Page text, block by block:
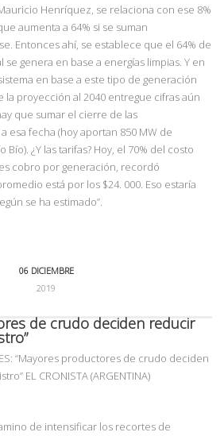
Henríquez, se relaciona con ese 8%
aumenta a 64% si se suman
Entonces ahí, se establece que el 64% de
genera en base a energías limpias. Y en
en base a este tipo de generación
la proyección al 2040 entregue cifras aún
que sumar el cierre de las
esa fecha (hoy aportan 850 MW de
¿Y las tarifas? Hoy, el 70% del costo
cobro por generación, recordó
está por los $24. 000. Eso estaría
se ha estimado”.
06 DICIEMBRE
2019
de crudo deciden reducir
“Mayores productores de crudo deciden
EL CRONISTA (ARGENTINA)
de intensificar los recortes de